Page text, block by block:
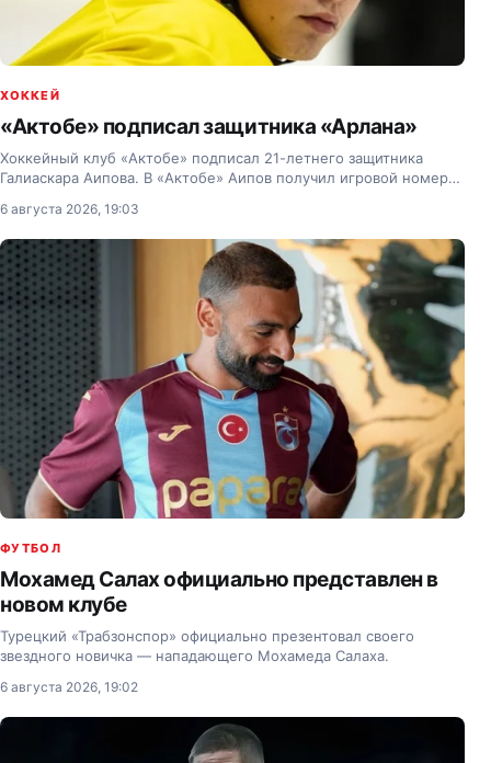
ХОККЕЙ
«Актобе» подписал защитника «Арлана»
Хоккейный клуб «Актобе» подписал 21-летнего защитника
Галиаскара Аипова. В «Актобе» Аипов получил игровой номер
Хоккейный клуб «Актобе» (@hkaqtobe_official) В…
6 августа 2026, 19:03
ФУТБОЛ
Мохамед Салах официально представлен в
новом клубе
Турецкий «Трабзонспор» официально презентовал своего
звездного новичка — нападающего Мохамеда Салаха.
6 августа 2026, 19:02